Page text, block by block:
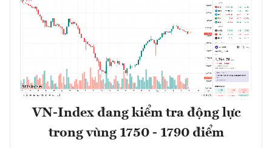
VN-Index đang kiểm tra động lực
trong vùng 1750 - 1790 điểm